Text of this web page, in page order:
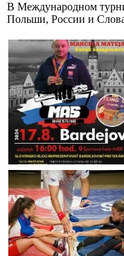
В Международном
Польши, России и